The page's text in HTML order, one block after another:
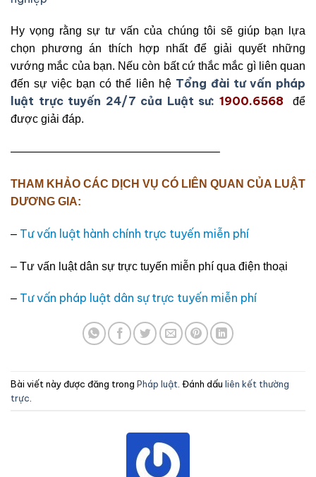
Hy vọng rằng sự tư vấn của chúng tôi sẽ giúp bạn lựa
chọn phương án thích hợp nhất để giải quyết những
vướng mắc của bạn. Nếu còn bất cứ thắc mắc gì liên quan
đến sự việc bạn có thể liên hệ Tổng đài tư vấn pháp
luật trực tuyến 24/7 của Luật sư: 1900.6568
để
được giải đáp.
——————————————————–
THAM KHẢO CÁC DỊCH VỤ CÓ LIÊN QUAN CỦA LUẬT
DƯƠNG GIA:
– Tư vấn luật hành chính trực tuyến miễn phí
– Tư vấn luật dân sự trực tuyến miễn phí qua điện thoại
– Tư vấn pháp luật dân sự trực tuyến miễn phí
Bài viết này được đăng trong Pháp luật . Đánh dấu liên kết thường
trực